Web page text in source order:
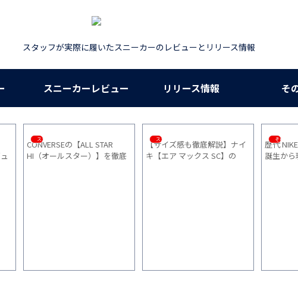
スタッフが実際に履いたスニーカーのレビューとリリース情報
スニーカーレビュー リリース情報 そ
歴代 NIKE AIR MOC 1994年の
誕生から現代までの軌跡と文
【シダス】インソール コンフ
ォート3Dの実力は？ニューバ
スニーカー
NIKE 【AIR
名作トレッキン